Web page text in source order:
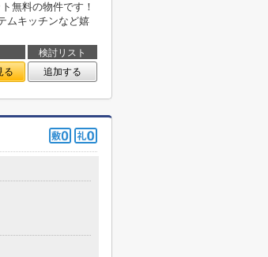
無料の物件です！
ムキッチンなど嬉
検討リスト
る 追加する